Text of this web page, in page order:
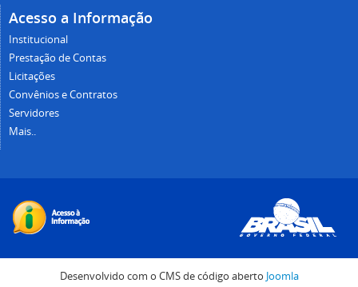
Acesso a Informação
Institucional
Prestação de Contas
Licitações
Convênios e Contratos
Servidores
Mais..
Desenvolvido com o CMS de código aberto Joomla